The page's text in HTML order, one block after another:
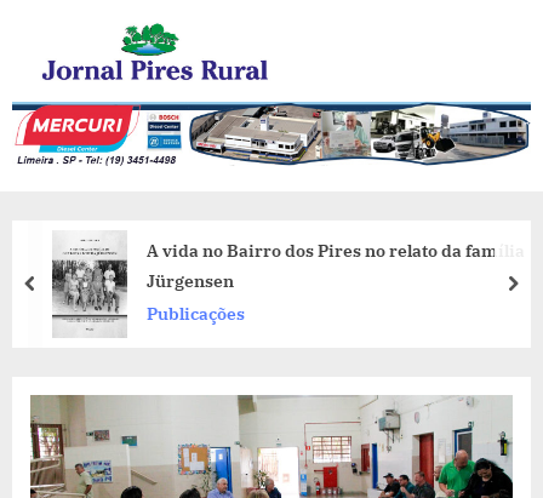
content
A vida no Bairro dos Pires no relato da família
Jürgensen
Publicações
prev